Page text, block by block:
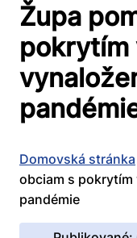
Župa
pokrytím
Domovská stránka
obciam s
pandémie